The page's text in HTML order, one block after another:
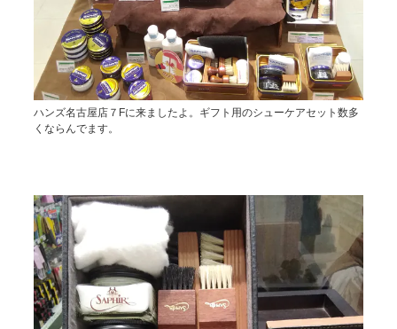
ハンズ名古屋店７Fに来ましたよ。ギフト用のシューケアセット数多
くならんでます。